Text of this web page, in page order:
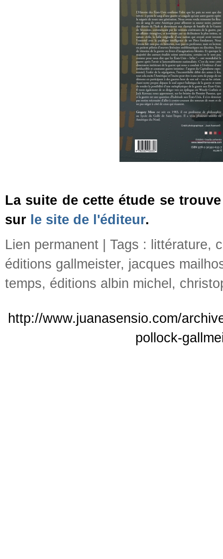
La suite de cette étude se
sur le site de l'éditeur.
Lien permanent | Tags : littérature,
éditions gallmeister, jacques
temps, éditions albin michel ,
http://www.juanasensio.com/
pollock-